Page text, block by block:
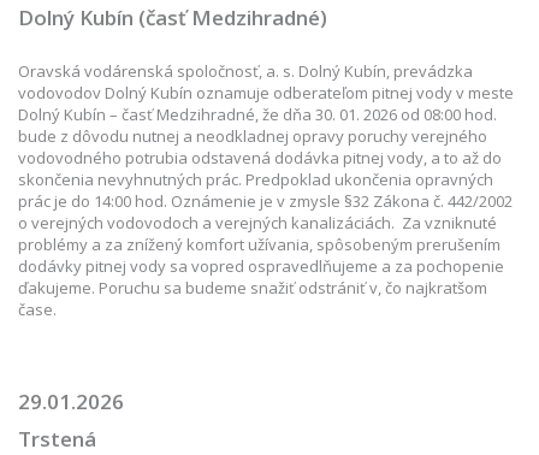
Dolný Kubín (časť Medzihradné)
Oravská vodárenská spoločnosť, a. s. Dolný Kubín, prevádzka
vodovodov Dolný Kubín oznamuje odberateľom pitnej vody v meste
Dolný Kubín – časť Medzihradné, že dňa 30. 01. 2026 od 08:00 hod.
bude z dôvodu nutnej a neodkladnej opravy poruchy verejného
vodovodného potrubia odstavená dodávka pitnej vody, a to až do
skončenia nevyhnutných prác. Predpoklad ukončenia opravných
prác je do 14:00 hod. Oznámenie je v zmysle §32 Zákona č. 442/2002
o verejných vodovodoch a verejných kanalizáciách. Za vzniknuté
problémy a za znížený komfort užívania, spôsobeným prerušením
dodávky pitnej vody sa vopred ospravedlňujeme a za pochopenie
ďakujeme. Poruchu sa budeme snažiť odstrániť v, čo najkratšom
čase.
29.01.2026
Trstená